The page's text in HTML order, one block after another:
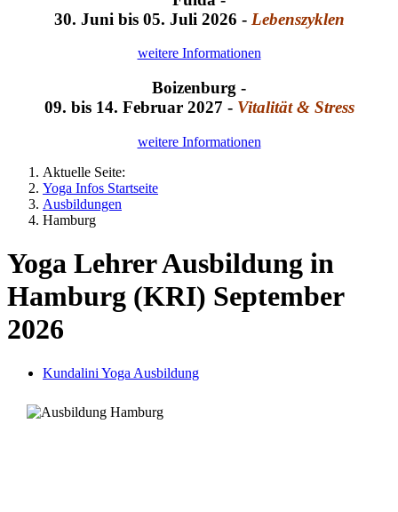
30. Juni bis 05. Juli 2026 - Lebenszyklen
weitere Informationen
Boizenburg -
09. bis 14. Februar 2027 - Vitalität & Stress
weitere Informationen
Aktuelle Seite:
Yoga Infos Startseite
Ausbildungen
Hamburg
Yoga Lehrer Ausbildung in
Hamburg (KRI) September
2026
Kundalini Yoga Ausbildung